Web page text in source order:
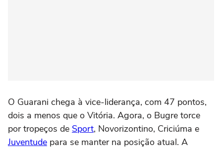
O Guarani chega à vice-liderança, com 47 pontos,
dois a menos que o Vitória. Agora, o Bugre torce
por tropeços de Sport, Novorizontino, Criciúma e
Juventude para se manter na posição atual. A